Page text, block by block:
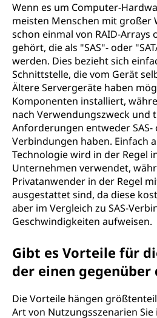
Wenn es um Computer-
meisten Menschen mit großer
schon einmal von RAID-Arrays
gehört, die als "SAS"- oder
werden. Dies bezieht sich
Schnittstelle, die vom Gerät
Ältere Servergeräte haben
Komponenten installiert,
nach Verwendungszweck und
Anforderungen entweder SAS-
Verbindungen haben. Einfach
Technologie wird in der Regel
Unternehmen verwendet,
Privatanwender in der Regel
ausgestattet sind, da diese
aber im Vergleich zu SAS-
Geschwindigkeiten aufweisen.
Gibt es Vorteile für
der einen gegenüber
Die Vorteile hängen
Art von Nutzungsszenarien Sie